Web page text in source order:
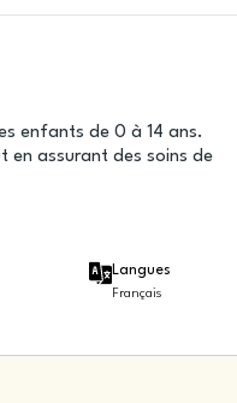
enfants de 0 à 14 ans.
en assurant des soins de
Langues
Français